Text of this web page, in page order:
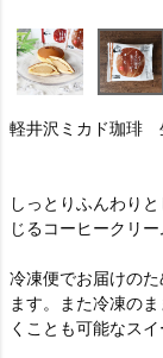
軽井沢ミカド珈琲
ミカ
しっとりふんわり
じるコーヒークリ
冷凍便でお届けの
ます。また冷凍の
くことも可能なスイ